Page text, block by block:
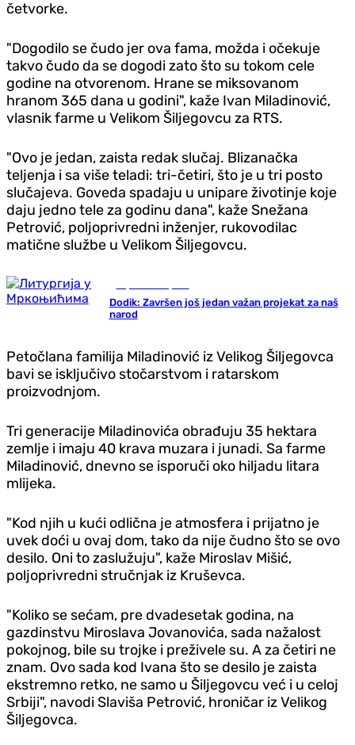
četvorke.
"Dogodilo se čudo jer ova fama, možda i očekuje
takvo čudo da se dogodi zato što su tokom cele
godine na otvorenom. Hrane se miksovanom
hranom 365 dana u godini", kaže Ivan Miladinović,
vlasnik farme u Velikom Šiljegovcu za RTS.
"Ovo je jedan, zaista redak slučaj. Blizanačka
teljenja i sa više teladi: tri-četiri, što je u tri posto
slučajeva. Goveda spadaju u unipare životinje koje
daju jedno tele za godinu dana", kaže Snežana
Petrović, poljoprivredni inženjer, rukovodilac
matične službe u Velikom Šiljegovcu.
Dodik: Završen još jedan važan projekat za naš
narod
Petočlana familija Miladinović iz Velikog Šiljegovca
bavi se isključivo stočarstvom i ratarskom
proizvodnjom.
Tri generacije Miladinovića obrađuju 35 hektara
zemlje i imaju 40 krava muzara i junadi. Sa farme
Miladinović, dnevno se isporuči oko hiljadu litara
mlijeka.
"Kod njih u kući odlična je atmosfera i prijatno je
uvek doći u ovaj dom, tako da nije čudno što se ovo
desilo. Oni to zaslužuju", kaže Miroslav Mišić,
poljoprivredni stručnjak iz Kruševca.
"Koliko se sećam, pre dvadesetak godina, na
gazdinstvu Miroslava Jovanovića, sada nažalost
pokojnog, bile su trojke i preživele su. A za četiri ne
znam. Ovo sada kod Ivana što se desilo je zaista
ekstremno retko, ne samo u Šiljegovcu već i u celoj
Srbiji", navodi Slaviša Petrović, hroničar iz Velikog
Šiljegovca.